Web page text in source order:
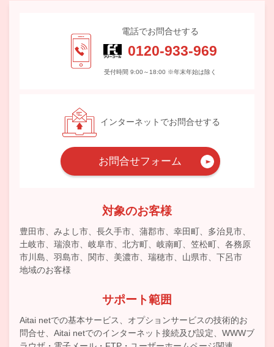
電話でお問合せする
0120-933-969
受付時間 9:00～18:00 ※年末年始は除く
インターネットでお問合せする
お問合せフォーム
対象のお客様
豊田市、みよし市、長久手市、蒲郡市、幸田町、多治見市、
土岐市、瑞浪市、岐阜市、北方町、岐南町、笠松町、各務原
市川島、羽島市、関市、美濃市、瑞穂市、山県市、下呂市
地域のお客様
サポート範囲
Aitai netでの基本サービス、オプションサービスの技術的お
問合せ、Aitai netでのインターネット接続及び設定、WWWブ